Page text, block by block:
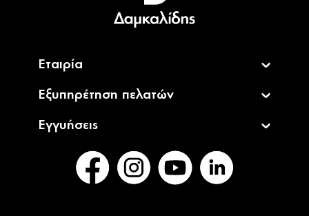
English
Εταιρία
Εξυπηρέτηση πελατών
Εγγυήσεις